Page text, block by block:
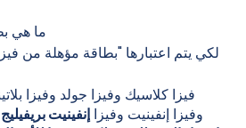
2. ما هي
لكي يتم اعتبارها "بطاقة مؤهلة من
فيزا كلاسيك وفيزا جولد وفيزا
وفيزا إنفينيت وفيزا إنفينيت